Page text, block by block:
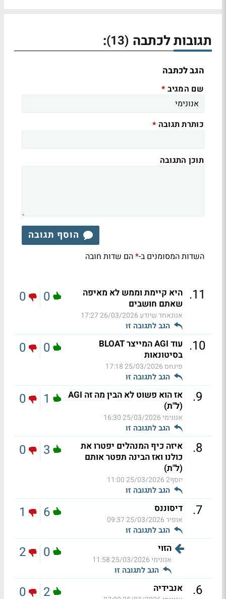
תגובות לכתבה (13)
:
הגב לכתבה
שם המגיב *
כותרת תגובה *
תוכן התגובה
הוסף תגובה
השדות המסומנים ב-*הם שדות חובה
11
. היא קיימת וממש לא מאיפה
שאתם חושבים
אנונאחד שיודע26/03/2026 17:27
הגב לתגובה זו
0
0
10
.
עוד AGI המייצר BLOAT
בסיטונאות
פינחס 25/03/2026 17:18
הגב לתגובה זו
0
0
9
.
אז הוא פשוט לא הבין מה זה AGI
(ל"ת)
אנונימי25/03/2026 16:30
הגב לתגובה זו
1
0
8
.
איזה כיף המנהלים יפטרו את
כולנו ואז הבינה תפטר אותם
(ל"ת)
יוסף2 25/03/2026 11:00
הגב לתגובה זו
3
0
7
. דיסוננס
אופיר25/03/2026 09:37
הגב לתגובה זו
6
1
הזוי
אנונימי25/03/2026 11:58
הגב לתגובה זו
0
2
6
. אנבידיה 2
0